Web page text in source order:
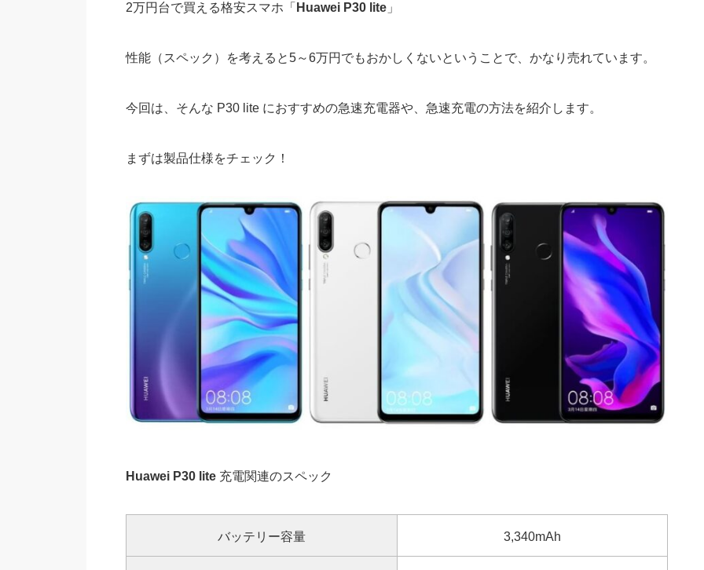
2万円台で買える格安スマホ「 Huawei P30 lite」
性能（スペック）を考えると5～6万円でもおかしくないということで、かなり売れています。
今回は、そんな P30 lite におすすめの急速充電器や、急速充電の方法を紹介します。
まずは製品仕様をチェック！
Huawei P30 lite充電関連のスペック
バッテリー容量 3,340mAh